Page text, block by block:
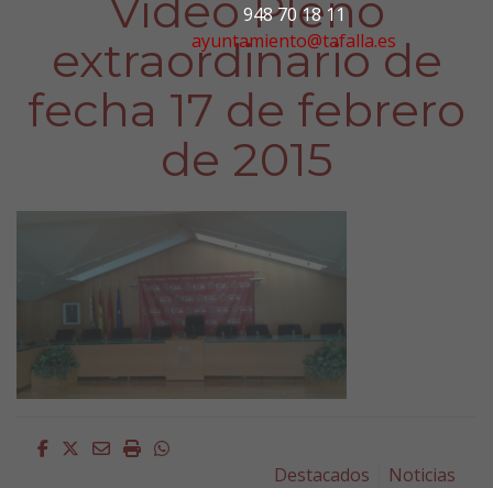
948 70 18 11
ayuntamiento@tafalla.es
extraordinario de
fecha 17 de febrero
de 2015
Facebook
Twitter
EmailImprimirWhatsapp
Destacados
Noticias